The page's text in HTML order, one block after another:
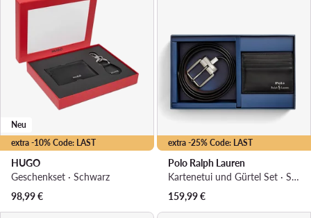
extra -10% Code: LAST
Neu
HUGO
Geschenkset · Schwarz
98,99€
extra -25% Code: LAST
Polo Ralph Lauren
Kartenetui und Gürtel Set · Schwarz
159,99€